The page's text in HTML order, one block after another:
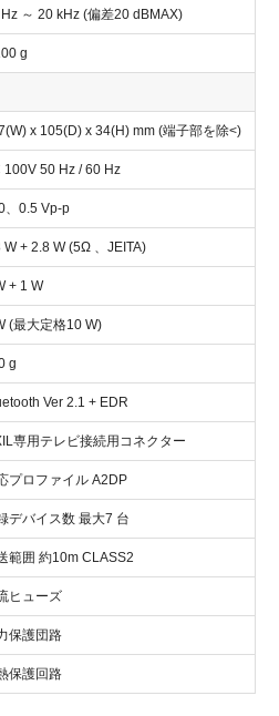
～ 20 kHz (偏差20 dBMAX)
g
x 105(D) x 34(H) mm (端子部を除<)
100V 50 Hz / 60 Hz
、0.5 Vp-p
W + 2.8 W (5Ω 、JEITA)
+ 1 W
(最大定格10 W)
g
Ver 2.1 + EDR
専用テレビ接続用コネクター
プロファイル A2DP
デバイス数 最大7 台
範囲 約10m CLASS2
ヒューズ
保護団路
保護回路